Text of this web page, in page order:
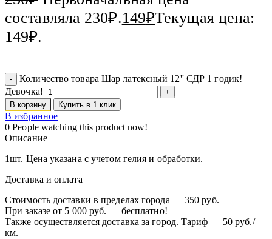
составляла 230₽.149₽Текущая цена:
149₽.
Количество товара Шар латексный 12'' СДР 1 годик!
Девочка!
В корзину Купить в 1 клик
В избранное
0 People watching this product now!
Описание
1шт. Цена указана с учетом гелия и обработки.
Доставка и оплата
Стоимость доставки в пределах города — 350 руб.
При заказе от 5 000 руб. — бесплатно!
Также осуществляется доставка за город. Тариф — 50 руб./
км.